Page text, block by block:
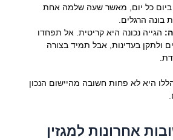
דקות ביום כל יום, מאשר שעה שלמה אחת
בונה הרגלים.
הגייה נכונה היא קריטית. אל תפחדו
ולתקן בעדינות, אבל תמיד בצורה
היא לא פחות חשובה מהיישום הנכון
אחרונות למגזין